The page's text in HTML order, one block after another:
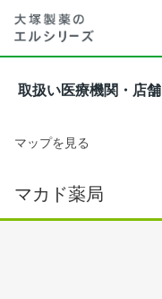
取扱い医療機関・店舗
マップを見る
マカド薬局